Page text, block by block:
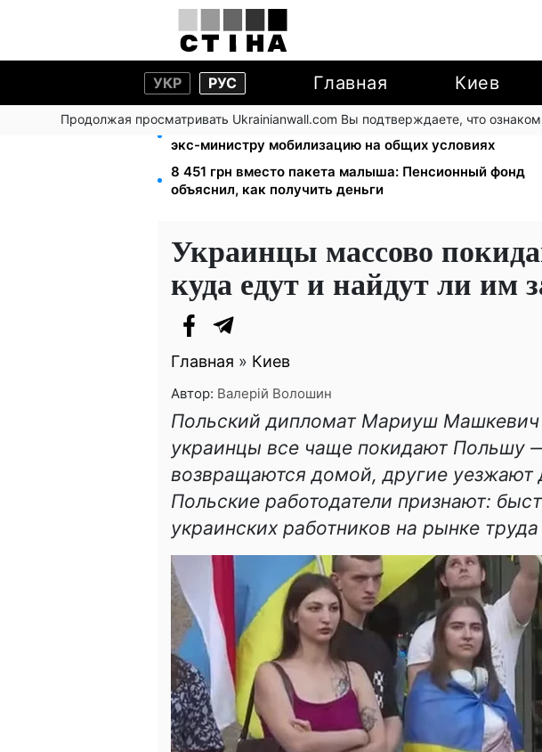
УКР РУС Главная Киев
Продолжая просматривать Ukrainianwall.com Вы подтверждаете, что
Федоров уволен и без бронирования: Камельчук
экс-министру мобилизацию на общих условиях
8 451 грн вместо пакета малыша: Пенсионный фонд
объяснил, как получить деньги
Украинцы массово
куда едут и найдут ли им
Главная » Киев
Автор: Валерій Волошин
Польский дипломат Мариуш Машкевич
украинцы все чаще покидают Польшу
возвращаются домой, другие уезжают
Польские работодатели признают:
украинских работников на рынке